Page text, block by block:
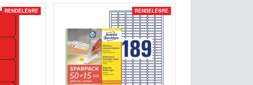
RENDELÉSRE RENDELÉSRE